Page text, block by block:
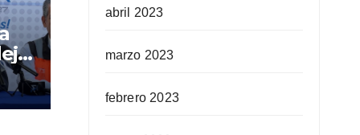
abril 2023
marzo 2023
febrero 2023